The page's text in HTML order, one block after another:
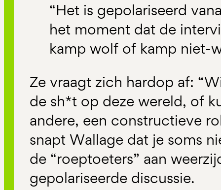
“Het is gepolariseerd
het moment dat de
kamp wolf of kamp niet-
Ze vraagt zich hardop af:
de sh*t op deze wereld, of
andere, een constructieve
snapt Wallage dat je soms
de “roeptoeters” aan
gepolariseerde discussie.